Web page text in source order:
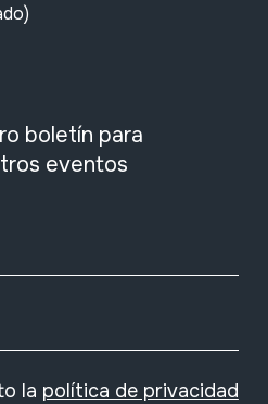
boletín para
eventos
la política de privacidad